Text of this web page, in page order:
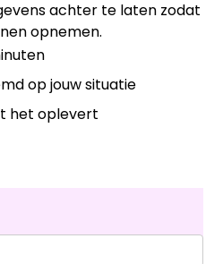
achter te laten zodat
opnemen.
op jouw situatie
het oplevert